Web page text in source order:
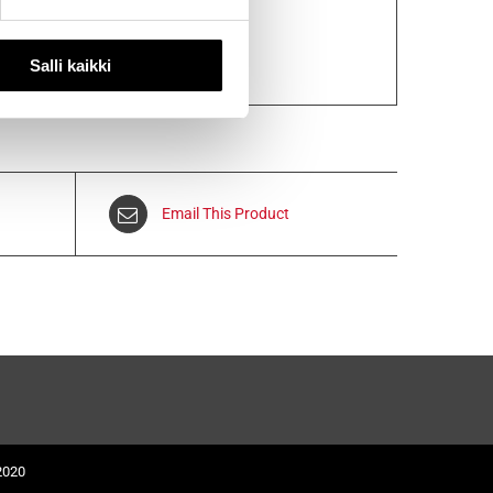
Salli kaikki
Email This Product